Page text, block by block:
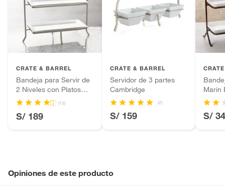
CRATE & BARREL
Bandeja para Servir de
2 Niveles con Platos
Cambridge
(13)
S/ 189
CRATE & BARREL
Servidor de 3 partes
Cambridge
(2)
S/ 159
Marin
S/
Opiniones de este producto